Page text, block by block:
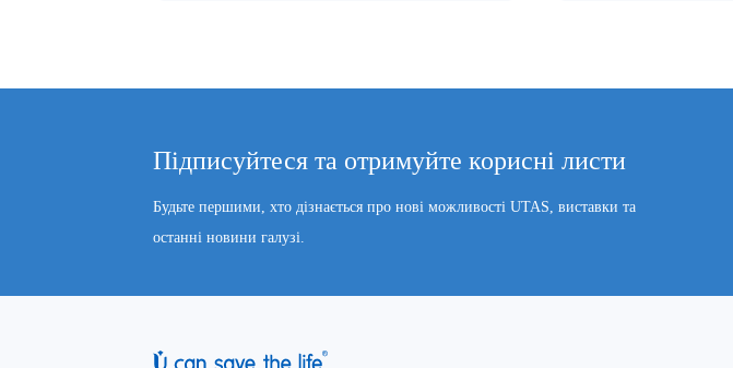
Підписуйтеся та отримуйте корисні листи
Будьте першими, хто дізнається про нові можливості UTAS, виставки та
останні новини галузі.